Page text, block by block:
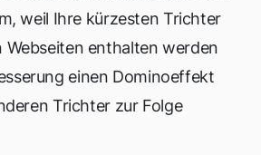
weil Ihre kürzesten Trichter
enthalten werden
einen Dominoeffekt
Trichter zur Folge